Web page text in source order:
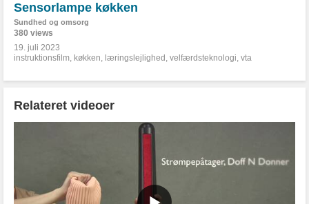
Sensorlampe køkken
Sundhed og omsorg
380 views
19. juli 2023
instruktionsfilm, køkken, læringslejlighed , velfærdsteknologi, vta
Relateret videoer